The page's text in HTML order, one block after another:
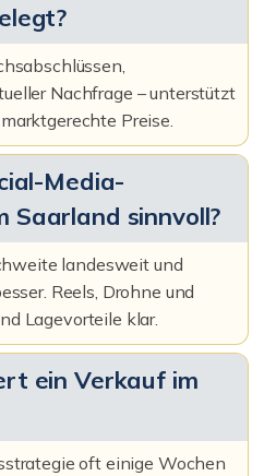
Nachfrage – unterstützt
Preise.
Media-
Saarland sinnvoll?
landesweit und
Reels, Drohne und
Lagevorteile klar.
ein Verkauf im
oft einige Wochen